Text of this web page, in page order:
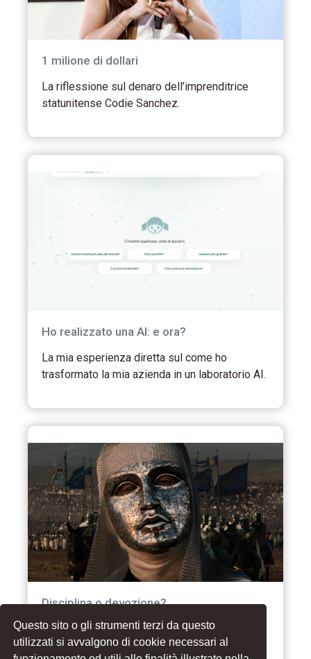
Questo sito o gli strumenti terzi da questo
utilizzati si avvalgono di cookie necessari al
1 milione di dollari
La riflessione sul denaro dell’imprenditrice
statunitense Codie Sanchez.
Ho realizzato una AI: e ora?
La mia esperienza diretta sul come ho
trasformato la mia azienda in un laboratorio AI.
Disciplina o devozione?
Quando ami il processo, smetti di vivere
aspettando il prossimo traguardo.